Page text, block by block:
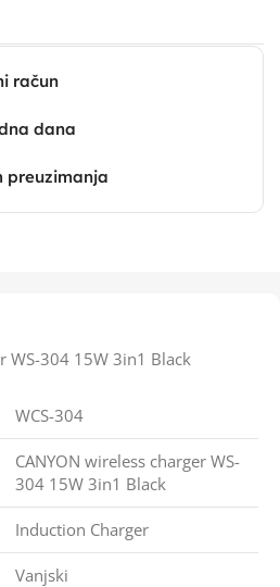
račun
dana
preuzimanja
WS-304 15W 3in1 Black
WCS-304
CANYON wireless charger WS-
304 15W 3in1 Black
Induction Charger
Vanjski